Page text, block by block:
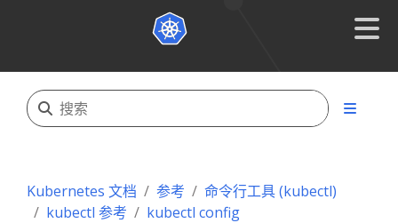
Kubernetes 文档 参考
命令行工具 (kubectl)
kubectl 参考
kubectl config